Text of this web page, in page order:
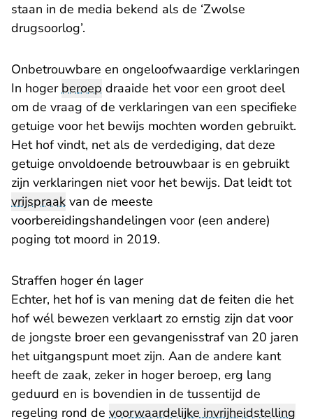
staan in de media bekend als de ‘Zwolse
drugsoorlog’.
Onbetrouwbare en ongeloofwaardige verklaringen
In hogerberoep draaide het voor een groot deel
om de vraag of de verklaringen van een specifieke
getuige voor het bewijs mochten worden gebruikt.
Het hof vindt, net als de verdediging, dat deze
getuige onvoldoende betrouwbaar is en gebruikt
zijn verklaringen niet voor het bewijs. Dat leidt tot
vrijspraak van de meeste
voorbereidingshandelingen voor (een andere)
poging tot moord in 2019.
Straffen hoger én lager
Echter, het hof is van mening dat de feiten die het
hof wél bewezen verklaart zo ernstig zijn dat voor
de jongste broer een gevangenisstraf van 20 jaren
het uitgangspunt moet zijn. Aan de andere kant
heeft de zaak, zeker in hoger beroep, erg lang
geduurd en is bovendien in de tussentijd de
regeling rond de voorwaardelijke invrijheidstelling